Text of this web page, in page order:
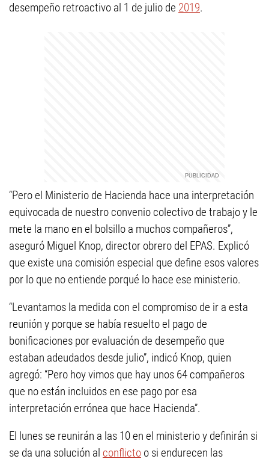
desempeño retroactivo al 1 de julio de 2019.
“Pero el Ministerio de Hacienda hace una interpretación
equivocada de nuestro convenio colectivo de trabajo y le
mete la mano en el bolsillo a muchos compañeros”,
aseguró Miguel Knop, director obrero del EPAS. Explicó
que existe una comisión especial que define esos valores
por lo que no entiende porqué lo hace ese ministerio.
“Levantamos la medida con el compromiso de ir a esta
reunión y porque se había resuelto el pago de
bonificaciones por evaluación de desempeño que
estaban adeudados desde julio”, indicó Knop, quien
agregó: “Pero hoy vimos que hay unos 64 compañeros
que no están incluidos en ese pago por esa
interpretación errónea que hace Hacienda”.
El lunes se reunirán a las 10 en el ministerio y definirán si
se da una solución al conflicto o si endurecen las